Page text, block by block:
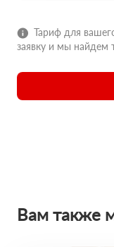
Тариф для
заявку и мы найдем
Вам также